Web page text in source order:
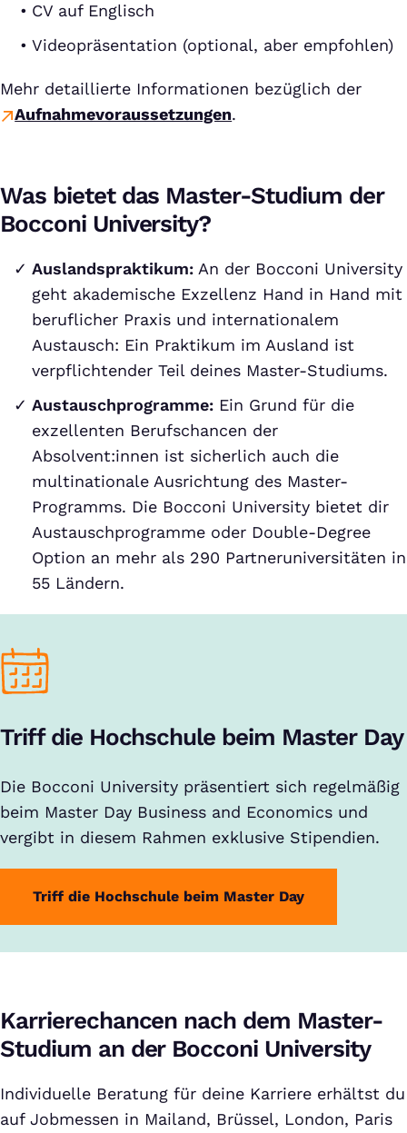
CV auf Englisch
Videopräsentation (optional, aber empfohlen)
Mehr detaillierte Informationen bezüglich der
Aufnahmevoraussetzungen.
Was bietet das Master-Studium der
Bocconi University?
Auslandspraktikum: An der Bocconi University
geht akademische Exzellenz Hand in Hand mit
beruflicher Praxis und internationalem
Austausch: Ein Praktikum im Ausland ist
verpflichtender Teil deines Master-Studiums.
Austauschprogramme: Ein Grund für die
exzellenten Berufschancen der
Absolvent:innen ist sicherlich auch die
multinationale Ausrichtung des Master-
Programms. Die Bocconi University bietet dir
Austauschprogramme oder Double-Degree
Option an mehr als 290 Partneruniversitäten in
55 Ländern.
Triff die Hochschule beim Master Day
Die Bocconi University präsentiert sich regelmäßig
beim Master Day Business and Economics und
vergibt in diesem Rahmen exklusive Stipendien.
Triff die Hochschule beim Master Day
Karrierechancen nach dem Master-
Studium an der Bocconi University
Individuelle Beratung für deine Karriere erhältst du
auf Jobmessen in Mailand, Brüssel, London, Paris